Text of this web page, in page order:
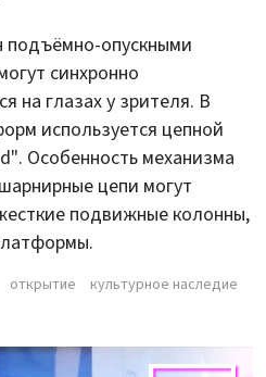
опускными
синхронно
на глазах у зрителя. В
используется цепной
Особенность механизма
цепи могут
подвижные колонны,
открытие культурное наследие